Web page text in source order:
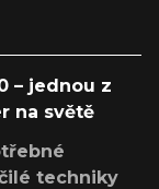
– jednou z
na světě
techniky